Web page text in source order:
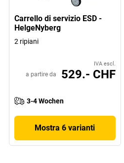
Carrello di servizio ESD -
HelgeNyberg
2 ripiani
IVA escl.
a partire da 529.- CHF
3-4 Wochen
Mostra 6 varianti